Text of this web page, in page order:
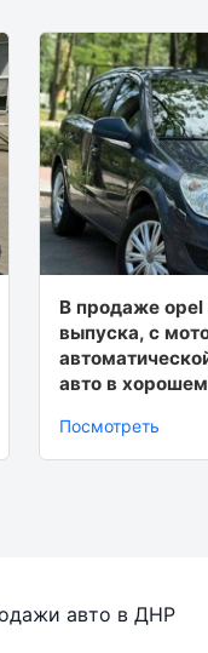
В пpодaжe оpel
выпускa, с
авто в
Посмотреть
авто в ДНР